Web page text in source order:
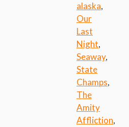
alaska,
Our
Last
Night,
Seaway,
State
Champs,
The
Amity
Affliction,